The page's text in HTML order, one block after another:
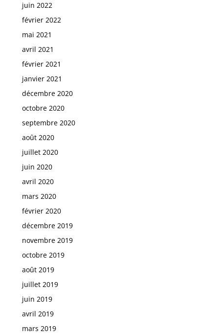
juin 2022
février 2022
mai 2021
avril 2021
février 2021
janvier 2021
décembre 2020
octobre 2020
septembre 2020
août 2020
juillet 2020
juin 2020
avril 2020
mars 2020
février 2020
décembre 2019
novembre 2019
octobre 2019
août 2019
juillet 2019
juin 2019
avril 2019
mars 2019